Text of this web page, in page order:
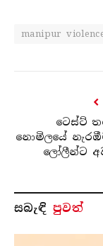
manipur
ටෙස්ට්
නොමිලයේ
ලෝලීන්ට
සබැ​ඳි පුවත්